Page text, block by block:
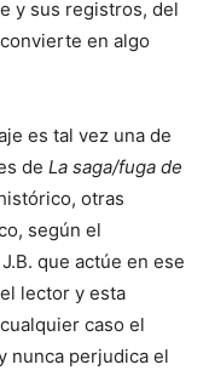
y sus registros, del
en algo
es tal vez una de
de La saga/fuga de
otras
según el
que actúe en ese
lector y esta
caso el
nunca perjudica el